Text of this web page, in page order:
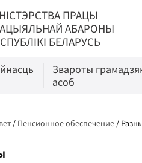
ПРАЦЫ
АБАРОНЫ
БЕЛАРУСЬ
Звароты
асоб
/ Пенсионное обеспечение /